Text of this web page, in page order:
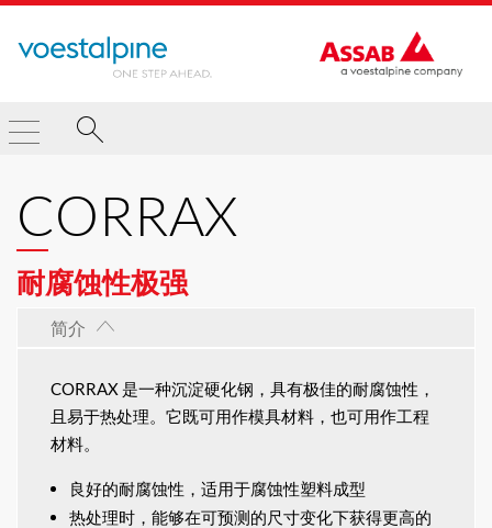
CORRAX
耐腐蚀性极强
简介
CORRAX 是一种沉淀硬化钢，具有极佳的耐腐蚀性，
且易于热处理。它既可用作模具材料，也可用作工程
材料。
良好的耐腐蚀性，适用于腐蚀性塑料成型
热处理时，能够在可预测的尺寸变化下获得更高的